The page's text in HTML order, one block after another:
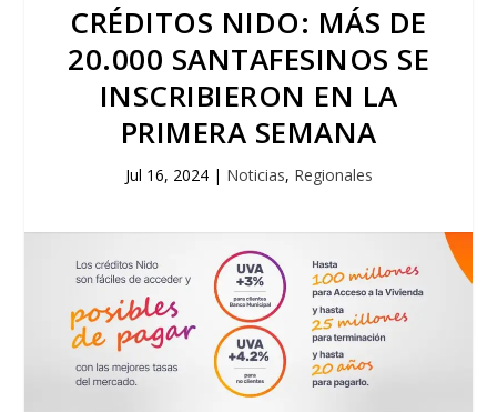
CRÉDITOS NIDO: MÁS DE
20.000 SANTAFESINOS SE
INSCRIBIERON EN LA
PRIMERA SEMANA
Jul 16, 2024| Noticias, Regionales